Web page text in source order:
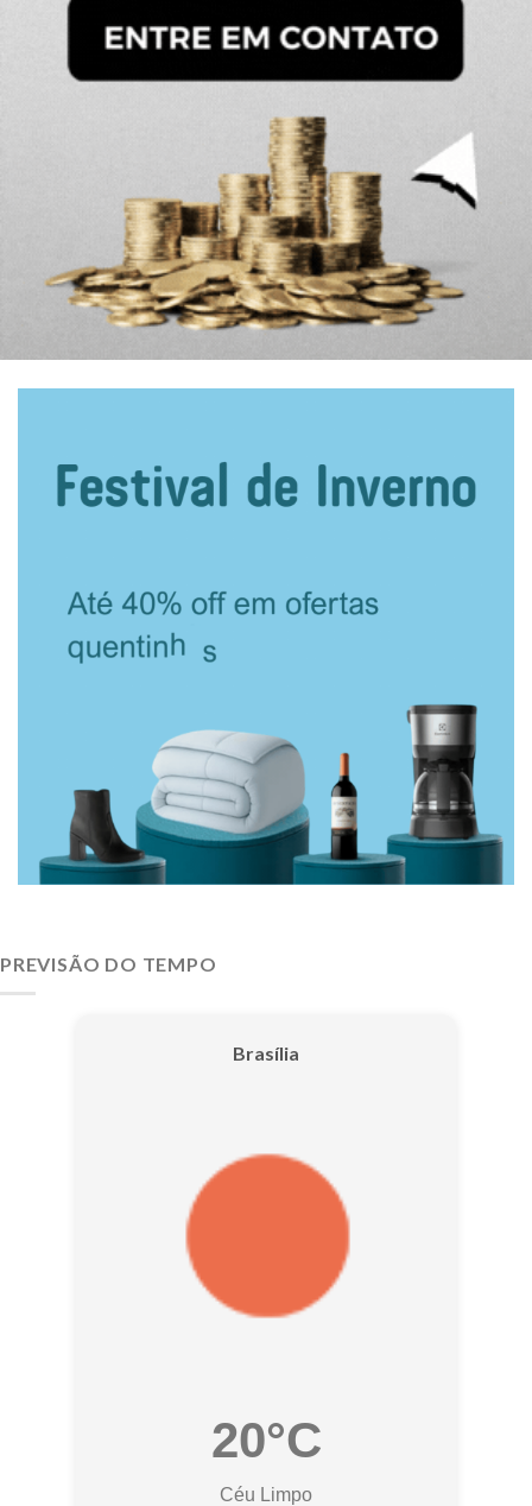
PREVISÃO DO TEMPO
Brasília
20°C
Céu Limpo